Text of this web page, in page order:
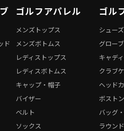
ド
ゴルフアパレル
メンズトップス
メンズボトムス
レディストップス
レディスボトムス
キャップ・帽子
バイザー
ベルト
ソックス
ゴル
シューズ
グローブ
キャデ
クラブ
ヘッド
ボスト
バッグ
ラウン